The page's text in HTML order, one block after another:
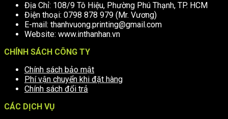
Địa Chỉ: 108/9 Tô Hiệu, Phường Phú Thạnh, TP. HCM
Điện thoại: 0798 878 979 (Mr. Vương)
E-mail: thanhvuong.printing@gmail.com
Website: www.inthanhan.vn
CHÍNH SÁCH CÔNG TY
Chính sách bảo mật
Phí vận chuyển khi đặt hàng
Chính sách đổi trả
CÁC DỊCH VỤ